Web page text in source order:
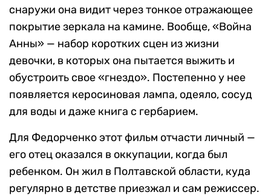
снаружи она видит через тонкое отражающее
покрытие зеркала на камине. Вообще, «Война
Анны» — набор коротких сцен из жизни
девочки, в которых она пытается выжить и
обустроить свое «гнездо». Постепенно у нее
появляется керосиновая лампа, одеяло, сосуд
для воды и даже книга с гербарием.
Для Федорченко этот фильм отчасти личный —
его отец оказался в оккупации, когда был
ребенком. Он жил в Полтавской области, куда
регулярно в детстве приезжал и сам режиссер.